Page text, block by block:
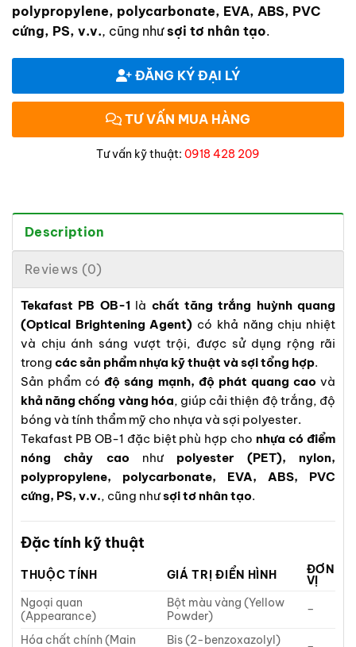
polypropylene, polycarbonate, EVA, ABS, PVC
cứng, PS, v.v., cũng nhưsợi tơ nhân tạo.
ĐĂNG KÝ ĐẠI LÝ
TƯ VẤN MUA HÀNG
Tư vấn kỹ thuật: 0918 428 209
Description
Reviews (0)
Tekafast PB OB-1 là chất tăng trắng huỳnh quang
(Optical Brightening Agent) có khả năng chịu nhiệt
và chịu ánh sáng vượt trội, được sử dụng rộng rãi
trong các sản phẩm nhựa kỹ thuật và sợi tổng hợp.
Sản phẩm cóđộ sáng mạnh, độ phát quang cao và
khả năng chống vàng hóa, giúp cải thiện độ trắng, độ
bóng và tính thẩm mỹ cho nhựa và sợi polyester.
Tekafast PB OB-1 đặc biệt phù hợp chonhựa có điểm
nóng chảy cao như polyester (PET), nylon,
polypropylene, polycarbonate, EVA, ABS, PVC
cứng, PS, v.v., cũng nhưsợi tơ nhân tạo.
Đặc tính kỹ thuật
THUỘC TÍNH GIÁ TRỊ ĐIỂN HÌNH ĐƠN
VỊ
Ngoại quan
(Appearance)
Bột màu vàng (Yellow
Powder)
–
Hóa chất chính (Main
Bis (2-benzoxazolyl)